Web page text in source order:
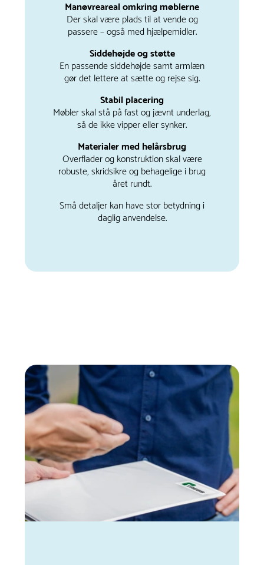
Manøvreareal omkring møblerne
Der skal være plads til at vende og
passere – også med hjælpemidler.
Siddehøjde og støtte
En passende siddehøjde samt armlæn
gør det lettere at sætte og rejse sig.
Stabil placering
Møbler skal stå på fast og jævnt underlag,
så de ikke vipper eller synker.
Materialer med helårsbrug
Overflader og konstruktion skal være
robuste, skridsikre og behagelige i brug
året rundt.
Små detaljer kan have stor betydning i
daglig anvendelse.